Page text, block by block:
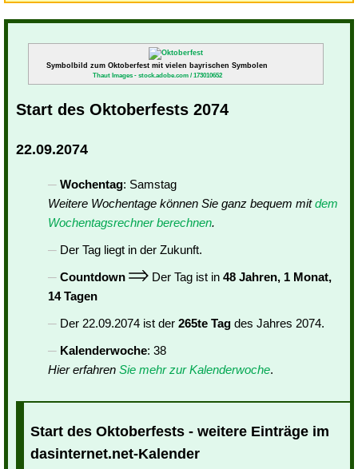
Symbolbild zum Oktoberfest mit vielen bayrischen Symbolen
Thaut Images - stock.adobe.com / 173010652
Start des Oktoberfests 2074
22.09.2074
Wochentag: Samstag
Weitere Wochentage können Sie ganz bequem mitdem
Wochentagsrechner berechnen.
Der Tag liegt in der Zukunft.
Countdown
Der Tag ist in 48 Jahren, 1 Monat,
14 Tagen
Der 22.09.2074 ist der 265te Tag des Jahres 2074.
Kalenderwoche: 38
Hier erfahren Sie mehr zur Kalenderwoche.
Start des Oktoberfests - weitere Einträge im
dasinternet.net-Kalender